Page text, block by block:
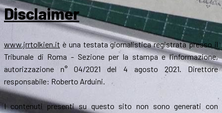
Disclaimer
www.jrrtolkien.it è una testata giornalistica registrata presso il
Tribunale di Roma - Sezione per la stampa e l’informazione,
autorizzazione n° 04/2021 del 4 agosto 2021. Direttore
responsabile: Roberto Arduini.
I contenuti presenti su questo sito non sono generati con